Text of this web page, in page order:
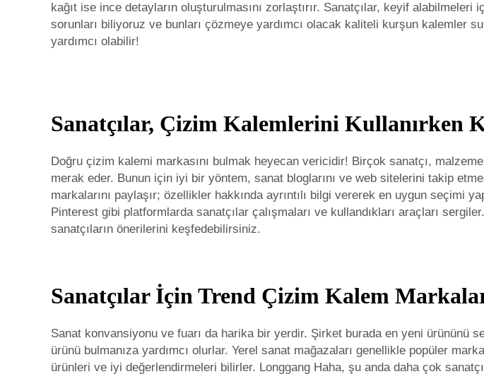
kağıt ise ince detayların oluşturulmasını zorlaştırır. Sanatçılar, keyif
sorunları biliyoruz ve bunları çözmeye yardımcı olacak kaliteli kurşun kalemler
yardımcı olabilir!
Sanatçılar, Çizim Kalemlerini Kullanırken
Doğru çizim kalemi markasını bulmak heyecan vericidir! Birçok sanatçı,
merak eder. Bunun için iyi bir yöntem, sanat bloglarını ve web sitelerini takip
markalarını paylaşır; özellikler hakkında ayrıntılı bilgi vererek en uygun seçimi
Pinterest gibi platformlarda sanatçılar çalışmaları ve kullandıkları araçları
sanatçıların önerilerini keşfedebilirsiniz.
Sanatçılar İçin Trend Çizim Kalem
Sanat konvansiyonu ve fuarı da harika bir yerdir. Şirket burada en yeni ürününü
ürünü bulmanıza yardımcı olurlar. Yerel sanat mağazaları genellikle popüler
ürünleri ve iyi değerlendirmeleri bilirler. Longgang Haha, şu anda daha çok